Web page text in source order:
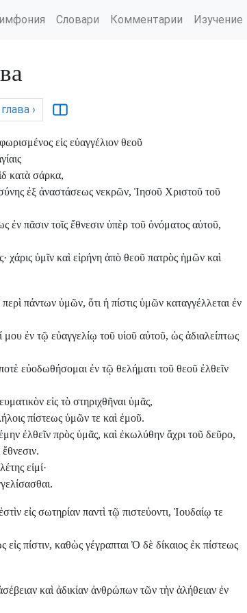
Словари Комментарии Изучение
глава ›
εἰς εὐαγγέλιον θεοῦ
κατὰ σάρκα,
ἐξ ἀναστάσεως νεκρῶν, Ἰησοῦ Χριστοῦ τοῦ
ἐν πᾶσιν τοῖς ἔθνεσιν ὑπὲρ τοῦ ὀνόματος αὐτοῦ,
χάρις ὑμῖν καὶ εἰρήνη ἀπὸ θεοῦ πατρὸς ἡμῶν καὶ
πάντων ὑμῶν, ὅτι ἡ πίστις ὑμῶν καταγγέλλεται ἐν
ἐν τῷ εὐαγγελίῳ τοῦ υἱοῦ αὐτοῦ, ὡς ἀδιαλείπτως
εὐοδωθήσομαι ἐν τῷ θελήματι τοῦ θεοῦ ἐλθεῖν
εἰς τὸ στηριχθῆναι ὑμᾶς,
πίστεως ὑμῶν τε καὶ ἐμοῦ.
ἐλθεῖν πρὸς ὑμᾶς, καὶ ἐκωλύθην ἄχρι τοῦ δεῦρο,
εἰμί·
εἰς σωτηρίαν παντὶ τῷ πιστεύοντι, Ἰουδαίῳ τε
πίστιν, καθὼς γέγραπται Ὁ δὲ δίκαιος ἐκ πίστεως
καὶ ἀδικίαν ἀνθρώπων τῶν τὴν ἀλήθειαν ἐν